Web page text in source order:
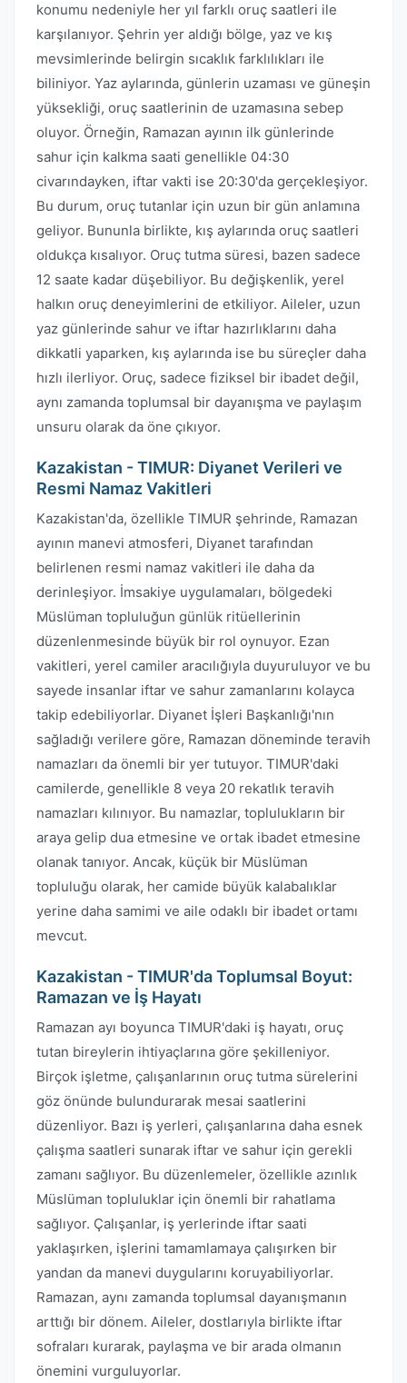
konumu nedeniyle her yıl farklı oruç saatleri ile
karşılanıyor. Şehrin yer aldığı bölge, yaz ve kış
mevsimlerinde belirgin sıcaklık farklılıkları ile
biliniyor. Yaz aylarında, günlerin uzaması ve güneşin
yüksekliği, oruç saatlerinin de uzamasına sebep
oluyor. Örneğin, Ramazan ayının ilk günlerinde
sahur için kalkma saati genellikle 04:30
civarındayken, iftar vakti ise 20:30'da gerçekleşiyor.
Bu durum, oruç tutanlar için uzun bir gün anlamına
geliyor. Bununla birlikte, kış aylarında oruç saatleri
oldukça kısalıyor. Oruç tutma süresi, bazen sadece
12 saate kadar düşebiliyor. Bu değişkenlik, yerel
halkın oruç deneyimlerini de etkiliyor. Aileler, uzun
yaz günlerinde sahur ve iftar hazırlıklarını daha
dikkatli yaparken, kış aylarında ise bu süreçler daha
hızlı ilerliyor. Oruç, sadece fiziksel bir ibadet değil,
aynı zamanda toplumsal bir dayanışma ve paylaşım
unsuru olarak da öne çıkıyor.
Kazakistan - TIMUR: Diyanet Verileri ve
Resmi Namaz Vakitleri
Kazakistan'da, özellikle TIMUR şehrinde, Ramazan
ayının manevi atmosferi, Diyanet tarafından
belirlenen resmi namaz vakitleri ile daha da
derinleşiyor. İmsakiye uygulamaları, bölgedeki
Müslüman topluluğun günlük ritüellerinin
düzenlenmesinde büyük bir rol oynuyor. Ezan
vakitleri, yerel camiler aracılığıyla duyuruluyor ve bu
sayede insanlar iftar ve sahur zamanlarını kolayca
takip edebiliyorlar. Diyanet İşleri Başkanlığı'nın
sağladığı verilere göre, Ramazan döneminde teravih
namazları da önemli bir yer tutuyor. TIMUR'daki
camilerde, genellikle 8 veya 20 rekatlık teravih
namazları kılınıyor. Bu namazlar, toplulukların bir
araya gelip dua etmesine ve ortak ibadet etmesine
olanak tanıyor. Ancak, küçük bir Müslüman
topluluğu olarak, her camide büyük kalabalıklar
yerine daha samimi ve aile odaklı bir ibadet ortamı
mevcut.
Kazakistan - TIMUR'da Toplumsal Boyut:
Ramazan ve İş Hayatı
Ramazan ayı boyunca TIMUR'daki iş hayatı, oruç
tutan bireylerin ihtiyaçlarına göre şekilleniyor.
Birçok işletme, çalışanlarının oruç tutma sürelerini
göz önünde bulundurarak mesai saatlerini
düzenliyor. Bazı iş yerleri, çalışanlarına daha esnek
çalışma saatleri sunarak iftar ve sahur için gerekli
zamanı sağlıyor. Bu düzenlemeler, özellikle azınlık
Müslüman topluluklar için önemli bir rahatlama
sağlıyor. Çalışanlar, iş yerlerinde iftar saati
yaklaşırken, işlerini tamamlamaya çalışırken bir
yandan da manevi duygularını koruyabiliyorlar.
Ramazan, aynı zamanda toplumsal dayanışmanın
arttığı bir dönem. Aileler, dostlarıyla birlikte iftar
sofraları kurarak, paylaşma ve bir arada olmanın
önemini vurguluyorlar.